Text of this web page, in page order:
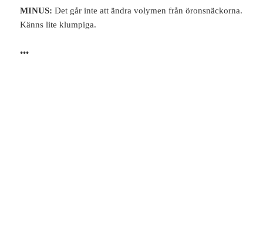
MINUS: Det går inte att ändra volymen från öronsnäckorna.
Känns lite klumpiga.
•••